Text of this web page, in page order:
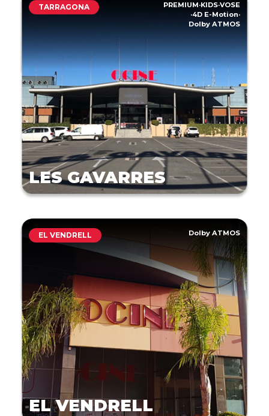
TARRAGONA PREMIUM·KIDS·VOSE
·4D E-Motion·
Dolby ATMOS
LES GAVARRES
EL VENDRELL Dolby ATMOS
EL VENDRELL